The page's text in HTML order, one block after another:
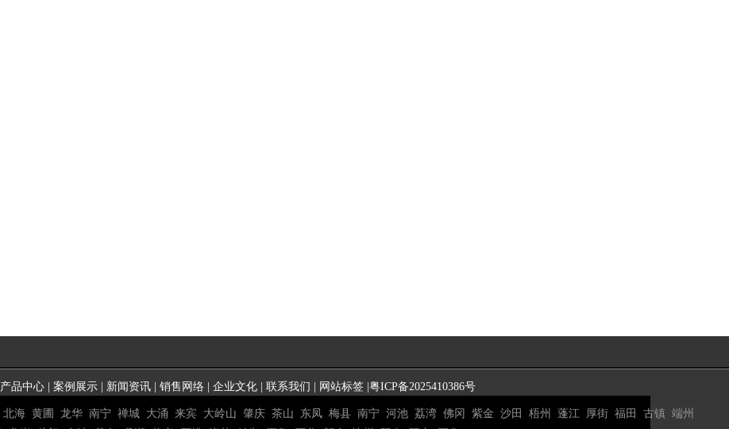
产品中心| 案例展示| 新闻资讯| 销售网络| 企业文化| 联系我们 网站标签| 粤ICP备2025410386号
北海 黄圃 龙华 南宁 禅城 大涌 来宾 大岭山 肇庆 茶山 东凤 梅县 南宁 河池 荔湾 佛冈 紫金 沙田 梧州 蓬江 厚街 福田 古镇 端州